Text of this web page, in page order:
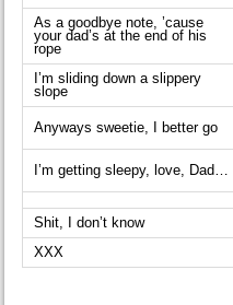
As a goodbye note, ’cause
your dad’s at the end of his
rope
I’m sliding down a slippery
slope
Anyways sweetie, I better go
I’m getting sleepy, love, Dad…
Shit, I don’t know
XXX